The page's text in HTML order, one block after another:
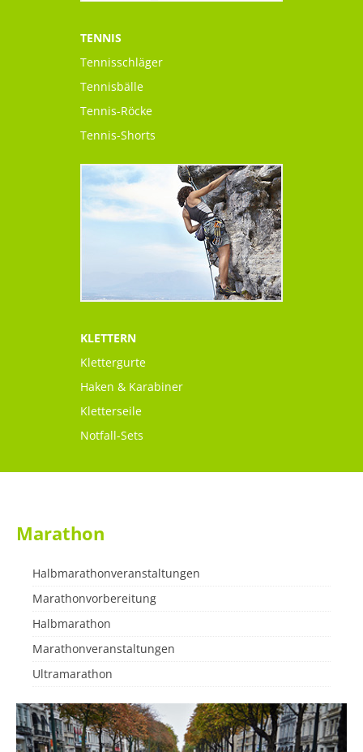
TENNIS
Tennisschläger
Tennisbälle
Tennis-Röcke
Tennis-Shorts
KLETTERN
Klettergurte
Haken & Karabiner
Kletterseile
Notfall-Sets
Marathon
Halbmarathonveranstaltungen
Marathonvorbereitung
Halbmarathon
Marathonveranstaltungen
Ultramarathon